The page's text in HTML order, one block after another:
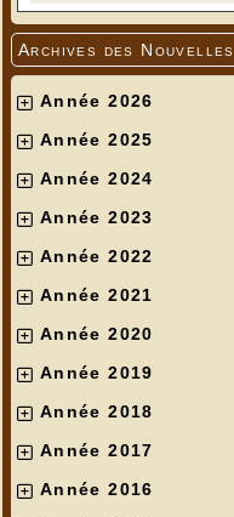
Archives des Nouvelles
Année 2026
Année 2025
Année 2024
Année 2023
Année 2022
Année 2021
Année 2020
Année 2019
Année 2018
Année 2017
Année 2016